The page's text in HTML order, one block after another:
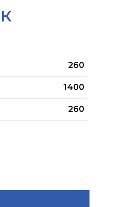
260
1400
260